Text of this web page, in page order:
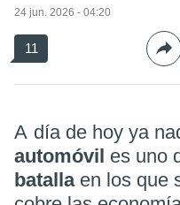
24 jun. 2026 - 04:20
11
A día de hoy ya
automóvil es uno
batallaen los que